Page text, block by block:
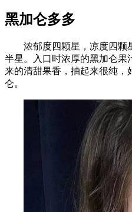
黑加仑多多
浓郁度四颗星，凉度四颗
半星。入口时浓厚的黑加仑果
来的清甜果香，抽起来很纯，
仑。